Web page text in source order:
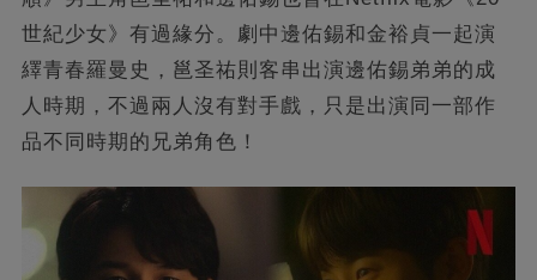
世紀少女》有過緣分。劇中邊佑錫和金裕貞一起演
繹青春羅曼史，邕圣祐則客串出演邊佑錫弟弟的成
人時期，不過兩人沒有對手戲，只是出演同一部作
品不同時期的兄弟角色！